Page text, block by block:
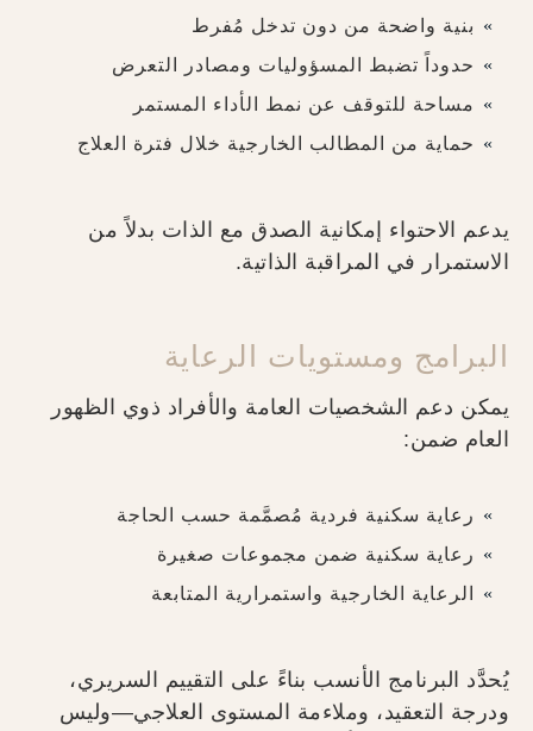
بنية واضحة من دون تدخل مُفرط
حدوداً تضبط المسؤوليات ومصادر التعرض
مساحة للتوقف عن نمط الأداء المستمر
حماية من المطالب الخارجية خلال فترة العلاج
يدعم الاحتواء إمكانية الصدق مع الذات بدلاً من
الاستمرار في المراقبة الذاتية.
البرامج ومستويات الرعاية
يمكن دعم الشخصيات العامة والأفراد ذوي الظهور
العام ضمن:
رعاية سكنية فردية مُصمَّمة حسب الحاجة
رعاية سكنية ضمن مجموعات صغيرة
الرعاية الخارجية واستمرارية المتابعة
يُحدَّد البرنامج الأنسب بناءً على التقييم السريري،
ودرجة التعقيد، وملاءمة المستوى العلاجي—وليس